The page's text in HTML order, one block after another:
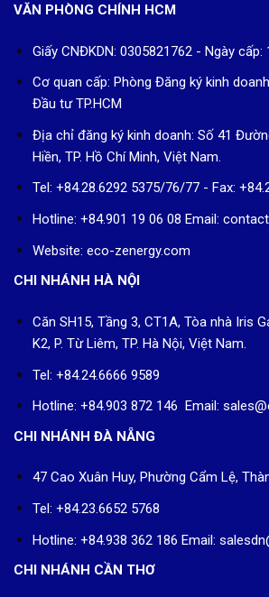
VĂN PHÒNG CHÍNH HCM
Giấy CNĐKDN: 0305821762 - Ngày
Cơ quan cấp: Phòng Đăng ký kinh
Đầu tư TP.HCM
Địa chỉ đăng ký kinh doanh: Số 41
Hiền, TP. Hồ Chí Minh, Việt Nam.
Tel: +84.28.6292 5375/76/77 - Fax:
Hotline: +84.901 19 06 08 Email:
Website: eco-zenergy.com
CHI NHÁNH HÀ NỘI
Căn SH15, Tầng 3, CT1A, Tòa nhà Iris
K2, P. Từ Liêm, TP. Hà Nội, Việt Nam.
Tel: +84.24.6666 9589
Hotline: +84.903 872 146 Email:
CHI NHÁNH ĐÀ NẴNG
47 Cao Xuân Huy, Phường Cẩm Lệ,
Tel: +84.23.6652 5768
Hotline: +84.938 362 186 Email:
CHI NHÁNH CẦN THƠ